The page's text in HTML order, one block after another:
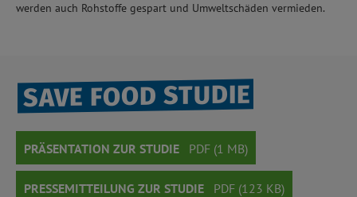
werden auch Rohstoffe gespart und Umweltschäden vermieden.
SAVE FOOD STUDIE
PRÄSENTATION ZUR STUDIE PDF (1 MB)
PRESSEMITTEILUNG ZUR STUDIE PDF (123 KB)